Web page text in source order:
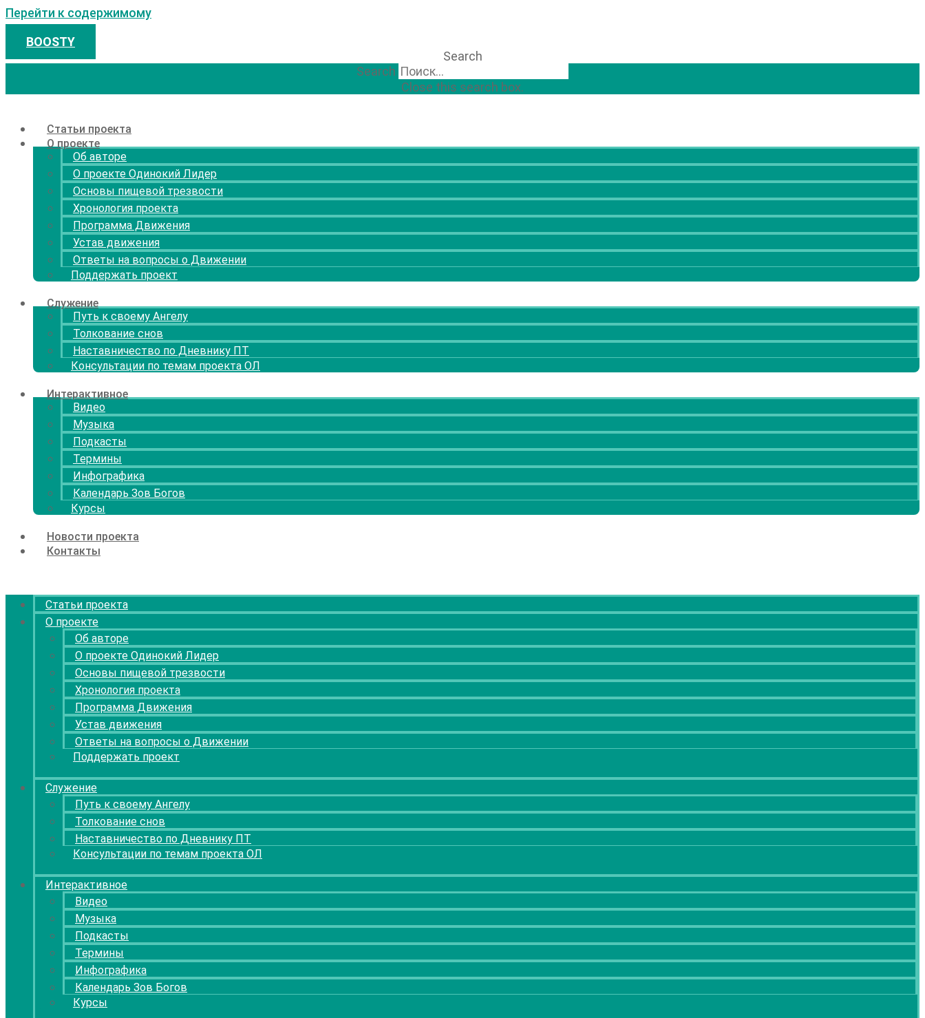
Перейти к содержимому
BOOSTY
Search
Search
Close this search box.
Статьи проекта
О проекте
Об авторе
О проекте Одинокий Лидер
Основы пищевой трезвости
Хронология проекта
Программа Движения
Устав движения
Ответы на вопросы о Движении
Поддержать проект
Служение
Путь к своему Ангелу
Толкование снов
Наставничество по Дневнику ПТ
Консультации по темам проекта ОЛ
Интерактивное
Видео
Музыка
Подкасты
Термины
Инфографика
Календарь Зов Богов
Курсы
Новости проекта
Контакты
Статьи проекта
О проекте
Об авторе
О проекте Одинокий Лидер
Основы пищевой трезвости
Хронология проекта
Программа Движения
Устав движения
Ответы на вопросы о Движении
Поддержать проект
Служение
Путь к своему Ангелу
Толкование снов
Наставничество по Дневнику ПТ
Консультации по темам проекта ОЛ
Интерактивное
Видео
Музыка
Подкасты
Термины
Инфографика
Календарь Зов Богов
Курсы